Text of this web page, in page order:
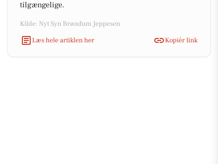
tilgængelige.
Kilde: Nyt Syn Brøndum Jeppesen
Læs hele artiklen her
Kopiér link